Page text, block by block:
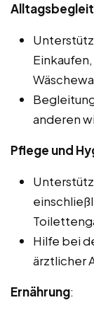
anderen
Pflege und
Hilfe bei
ärztlicher
Ernährung: